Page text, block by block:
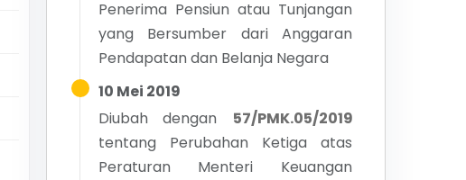
Penerima Pensiun atau Tunjangan
yang Bersumber dari Anggaran
Pendapatan dan Belanja Negara
10 Mei 2019
Diubah dengan
57/PMK.05/2019
tentang Perubahan Ketiga atas
Peraturan Menteri Keuangan